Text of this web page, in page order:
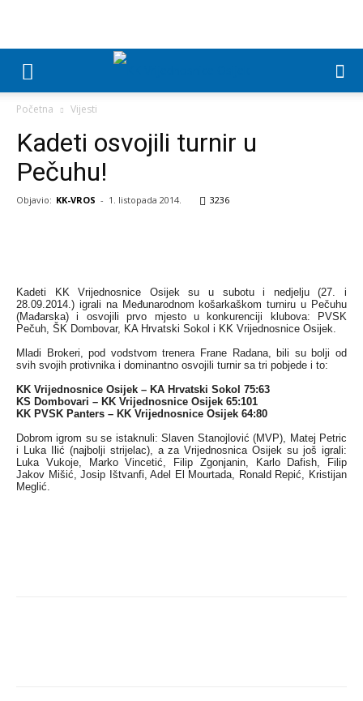
Početna Vijesti
Kadeti osvojili turnir u
Pečuhu!
Objavio: KK-VROS - 1. listopada 2014. 3236
Kadeti KK Vrijednosnice Osijek su u subotu i nedjelju (27. i
28.09.2014.) igrali na Međunarodnom košarkaškom turniru u Pečuhu
(Mađarska) i osvojili prvo mjesto u konkurenciji klubova: PVSK
Pečuh, ŠK Dombovar, KA Hrvatski Sokol i KK Vrijednosnice Osijek.
Mladi Brokeri, pod vodstvom trenera Frane Radana, bili su bolji od
svih svojih protivnika i dominantno osvojili turnir sa tri pobjede i to:
KK Vrijednosnice Osijek – KA Hrvatski Sokol 75:63
KS Dombovari – KK Vrijednosnice Osijek 65:101
KK PVSK Panters – KK Vrijednosnice Osijek 64:80
Dobrom igrom su se istaknuli: Slaven Stanojlović (MVP), Matej Petric
i Luka Ilić (najbolji strijelac), a za Vrijednosnica Osijek su još igrali:
Luka Vukoje, Marko Vincetić, Filip Zgonjanin, Karlo Dafish, Filip
Jakov Mišić, Josip Ištvanfi, Adel El Mourtada, Ronald Repić, Kristijan
Meglić.